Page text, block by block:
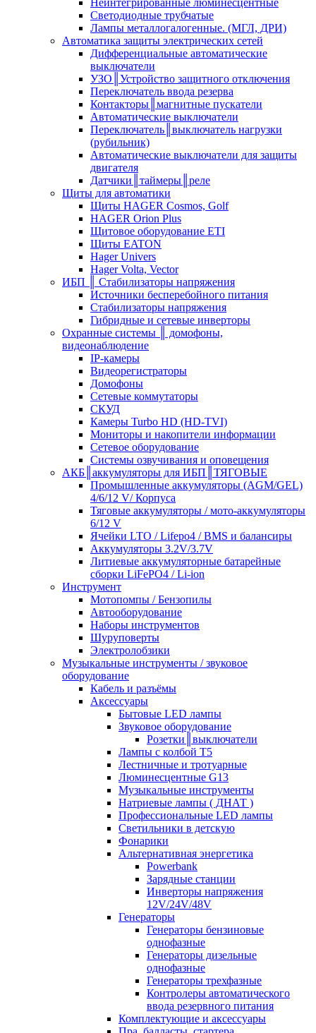
Неинтегрированные люминесцентные
Светодиодные трубчатые
Лампы металлогалогенные. (МГЛ, ДРИ)
Автоматика защиты электрических сетей
Дифференциальные автоматические
выключатели
УЗО║Устройство защитного отключения
Переключатель ввода резерва
Контакторы║магнитные пускатели
Автоматические выключатели
Переключатель║выключатель нагрузки
(рубильник)
Автоматические выключатели для защиты
двигателя
Датчики║таймеры║реле
Щиты для автоматики
Щиты HAGER Cosmos, Golf
HAGER Orion Plus
Щитовое оборудование ETI
Щиты EATON
Hager Univers
Hager Volta, Vector
ИБП ║ Стабилизаторы напряжения
Источники бесперебойного питания
Стабилизаторы напряжения
Гибридные и сетевые инверторы
Охранные системы ║ домофоны,
видеонаблюдение
IP-камеры
Видеорегистраторы
Домофоны
Сетевые коммутаторы
СКУД
Камеры Turbo HD (HD-TVI)
Мониторы и накопители информации
Сетевое оборудование
Системы озвучивания и оповещения
АКБ║аккумуляторы для ИБП║ТЯГОВЫЕ
Промышленные аккумуляторы (AGM/GEL)
4/6/12 V/ Корпуса
Тяговые аккумуляторы / мото-аккумуляторы
6/12 V
Ячейки LTO / Lifepo4 / BMS и балансиры
Аккумуляторы 3.2V/3.7V
Литиевые аккумуляторные батарейные
сборки LiFePO4 / Li-ion
Инструмент
Мотопомпы / Бензопилы
Автооборудование
Наборы инструментов
Шуруповерты
Электролобзики
Музыкальные инструменты / звуковое
оборудование
Кабель и разъёмы
Аксессуары
Бытовые LED лампы
Звуковое оборудование
Розетки║выключатели
Лампы с колбой Т5
Лестничные и тротуарные
Люминесцентные G13
Музыкальные инструменты
Натриевые лампы ( ДНАТ )
Профессиональные LED лампы
Светильники в детскую
Фонарики
Альтернативная энергетика
Powerbank
Зарядные станции
Инверторы напряжения
12V/24V/48V
Генераторы
Генераторы бензиновые
однофазные
Генераторы дизельные
однофазные
Генераторы трехфазные
Контролеры автоматического
ввода резервного питания
Комплектующие и аксессуары